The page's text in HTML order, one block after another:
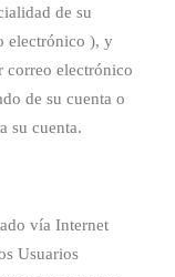
de su
electrónico ), y
correo electrónico
de su cuenta o
su cuenta.
vía Internet
Usuarios